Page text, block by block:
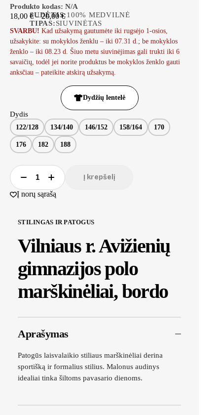
Produkto kodas: N/A
SUDĖTIS:100% MEDVILNĖ
TIPAS:SIUVINĖTAS
18,00 € – 20,00€
SVARBU! Kad užsakymą gautumėte iki rugsėjo 1-osios,
užsakykite: su mokyklos ženklu – iki 07.31 d.; be mokyklos
ženklo – iki 08.23 d. Šiuo metu siuvinėjimas gali trukti iki 6
savaičių, todėl jei norite produktus be mokyklos ženklo gauti
anksčiau – pateikite atskirą užsakymą.
Dydžių lentelė
Dydis
122/128 134/140 146/152 158/164 170
176 182 188
Į krepšelį
Į norų sąrašą
STILINGAS IR PATOGUS
Vilniaus r. Avižienių
gimnazijos polo
marškinėliai, bordo
Aprašymas
Patogūs laisvalaikio stiliaus marškinėliai derina
sportišką ir formalius stilius. Malonus audinys
idealiai tinka šiltoms pavasario dienoms.